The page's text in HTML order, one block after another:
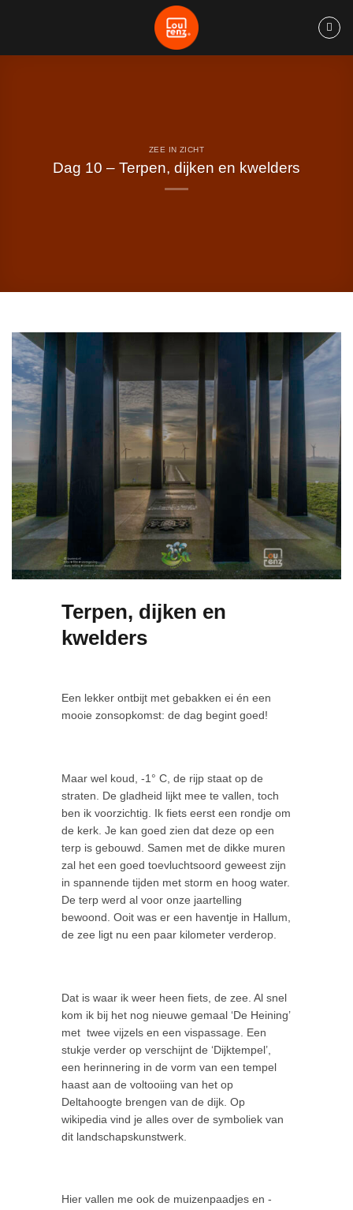
ZEE IN ZICHT
Dag 10 – Terpen, dijken en kwelders
Terpen, dijken en
kwelders
Een lekker ontbijt met gebakken ei én een
mooie zonsopkomst: de dag begint goed!
Maar wel koud, -1° C, de rijp staat op de
straten. De gladheid lijkt mee te vallen, toch
ben ik voorzichtig. Ik fiets eerst een rondje om
de kerk. Je kan goed zien dat deze op een
terp is gebouwd. Samen met de dikke muren
zal het een goed toevluchtsoord geweest zijn
in spannende tijden met storm en hoog water.
De terp werd al voor onze jaartelling
bewoond. Ooit was er een haventje in Hallum,
de zee ligt nu een paar kilometer verderop.
Dat is waar ik weer heen fiets, de zee. Al snel
kom ik bij het nog nieuwe gemaal ‘De Heining’
met twee vijzels en een vispassage. Een
stukje verder op verschijnt de ‘Dijktempel’,
een herinnering in de vorm van een tempel
haast aan de voltooiing van het op
Deltahoogte brengen van de dijk. Op
wikipedia vind je alles over de symboliek van
dit landschapskunstwerk.
Hier vallen me ook de muizenpaadjes en -